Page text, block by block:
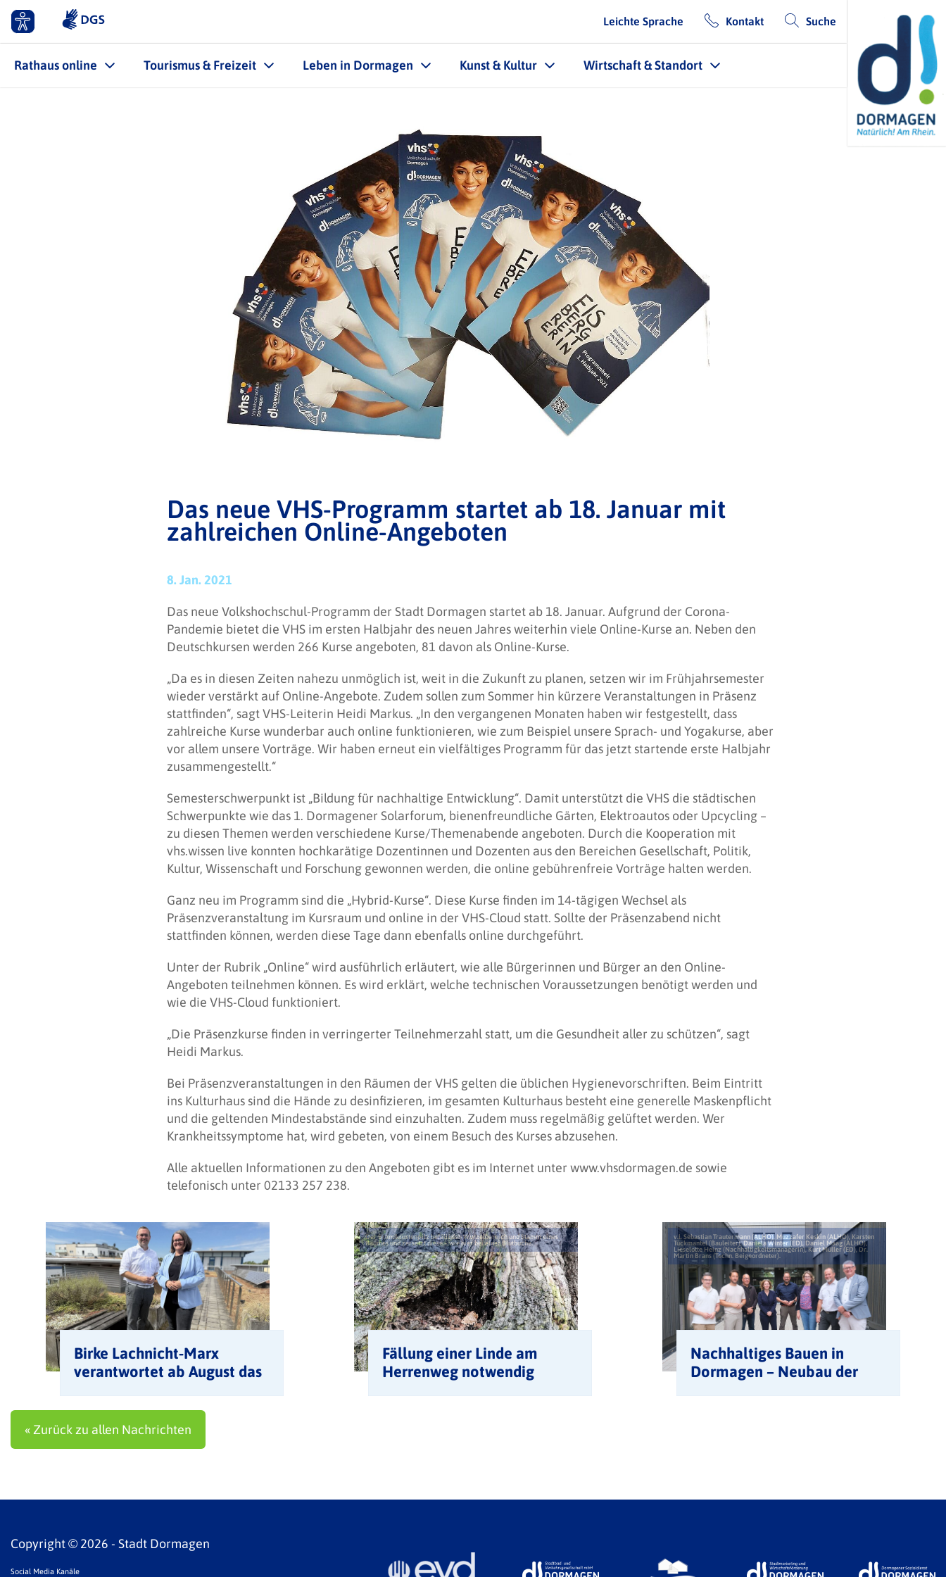
Leichte Sprache Kontakt Suche
Rathaus online Tourismus & Freizeit Leben in Dormagen Kunst & Kultur Wirtschaft & Standort
Das neue VHS-Programm startet ab 18. Januar mit
zahlreichen Online-Angeboten
8. Jan. 2021
Das neue Volkshochschul-Programm der Stadt Dormagen startet ab 18. Januar. Aufgrund der Corona-
Pandemie bietet die VHS im ersten Halbjahr des neuen Jahres weiterhin viele Online-Kurse an. Neben den
Deutschkursen werden 266 Kurse angeboten, 81 davon als Online-Kurse.
„Da es in diesen Zeiten nahezu unmöglich ist, weit in die Zukunft zu planen, setzen wir im Frühjahrsemester
wieder verstärkt auf Online-Angebote. Zudem sollen zum Sommer hin kürzere Veranstaltungen in Präsenz
stattfinden“, sagt VHS-Leiterin Heidi Markus. „In den vergangenen Monaten haben wir festgestellt, dass
zahlreiche Kurse wunderbar auch online funktionieren, wie zum Beispiel unsere Sprach- und Yogakurse, aber
vor allem unsere Vorträge. Wir haben erneut ein vielfältiges Programm für das jetzt startende erste Halbjahr
zusammengestellt.“
Semesterschwerpunkt ist „Bildung für nachhaltige Entwicklung“. Damit unterstützt die VHS die städtischen
Schwerpunkte wie das 1. Dormagener Solarforum, bienenfreundliche Gärten, Elektroautos oder Upcycling –
zu diesen Themen werden verschiedene Kurse/Themenabende angeboten. Durch die Kooperation mit
vhs.wissen live konnten hochkarätige Dozentinnen und Dozenten aus den Bereichen Gesellschaft, Politik,
Kultur, Wissenschaft und Forschung gewonnen werden, die online gebührenfreie Vorträge halten werden.
Ganz neu im Programm sind die „Hybrid-Kurse“. Diese Kurse finden im 14-tägigen Wechsel als
Präsenzveranstaltung im Kursraum und online in der VHS-Cloud statt. Sollte der Präsenzabend nicht
stattfinden können, werden diese Tage dann ebenfalls online durchgeführt.
Unter der Rubrik „Online“ wird ausführlich erläutert, wie alle Bürgerinnen und Bürger an den Online-
Angeboten teilnehmen können. Es wird erklärt, welche technischen Voraussetzungen benötigt werden und
wie die VHS-Cloud funktioniert.
„Die Präsenzkurse finden in verringerter Teilnehmerzahl statt, um die Gesundheit aller zu schützen“, sagt
Heidi Markus.
Bei Präsenzveranstaltungen in den Räumen der VHS gelten die üblichen Hygienevorschriften. Beim Eintritt
ins Kulturhaus sind die Hände zu desinfizieren, im gesamten Kulturhaus besteht eine generelle Maskenpflicht
und die geltenden Mindestabstände sind einzuhalten. Zudem muss regelmäßig gelüftet werden. Wer
Krankheitssymptome hat, wird gebeten, von einem Besuch des Kurses abzusehen.
Alle aktuellen Informationen zu den Angeboten gibt es im Internet unter www.vhsdormagen.de sowie
telefonisch unter 02133 257 238.
Birke Lachnicht-Marx
verantwortet ab August das
Soziales
Der Brandkrustenpilz befällt den Wurzelbereich und Stamm eines
Baumes und zersetzt diese – wie hier bei einer Blutbuche.
Fällung einer Linde am
Herrenweg notwendig
v.l. Sebastian Trautermann (ALHO), Muzzafer Keskin (ALHO), Karsten
Tückmantel (Bauleiter), Daniela Winter (ED), Daniel Maag (ALHO),
Lieselotte Heinz (Nachhaltigkeitsmanagerin), Kurt Müller (ED), Dr.
Martin Brans (Techn. Beigeordneter).
Nachhaltiges Bauen in
Dormagen – Neubau der
« Zurück zu allen Nachrichten
Copyright © 2026 - Stadt Dormagen
Social Media Kanäle